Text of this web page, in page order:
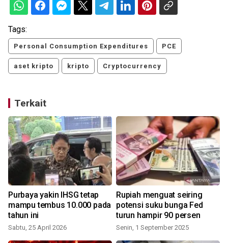
Tags:
Personal Consumption Expenditures PCE
aset kripto kripto Cryptocurrency
Terkait
Purbaya yakin IHSG tetap
mampu tembus 10.000 pada
tahun ini
Sabtu, 25 April 2026
Rupiah menguat seiring
potensi suku bunga Fed
turun hampir 90 persen
Senin, 1 September 2025